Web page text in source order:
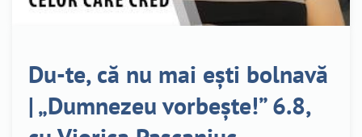
Du-te, că nu mai ești bolnavă
| „Dumnezeu vorbește!” 6.8,